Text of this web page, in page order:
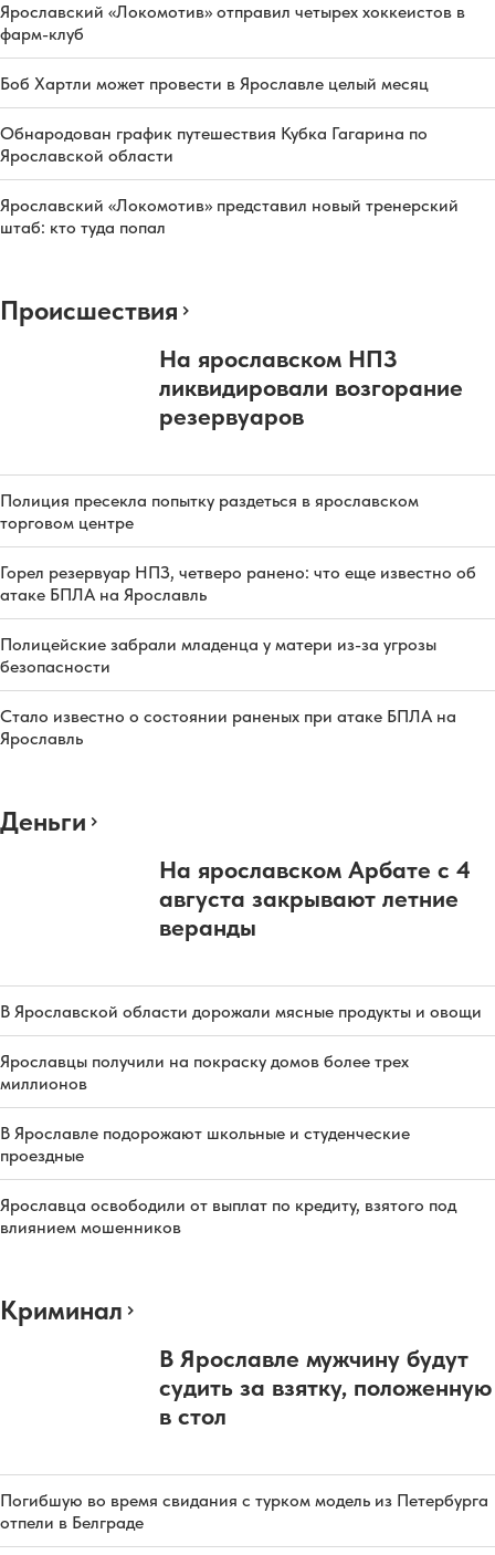
Ярославский «Локомотив» отправил четырех хоккеистов в
фарм-клуб
Боб Хартли может провести в Ярославле целый месяц
Обнародован график путешествия Кубка Гагарина по
Ярославской области
Ярославский «Локомотив» представил новый тренерский
штаб: кто туда попал
Происшествия
На ярославском НПЗ
ликвидировали возгорание
резервуаров
Полиция пресекла попытку раздеться в ярославском
торговом центре
Горел резервуар НПЗ, четверо ранено: что еще известно об
атаке БПЛА на Ярославль
Полицейские забрали младенца у матери из-за угрозы
безопасности
Стало известно о состоянии раненых при атаке БПЛА на
Ярославль
Деньги
На ярославском Арбате с 4
августа закрывают летние
веранды
В Ярославской области дорожали мясные продукты и овощи
Ярославцы получили на покраску домов более трех
миллионов
В Ярославле подорожают школьные и студенческие
проездные
Ярославца освободили от выплат по кредиту, взятого под
влиянием мошенников
Криминал
В Ярославле мужчину будут
судить за взятку, положенную
в стол
Погибшую во время свидания с турком модель из Петербурга
отпели в Белграде